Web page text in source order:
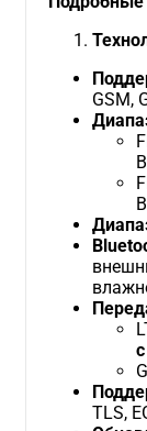
GSM,
TLS,